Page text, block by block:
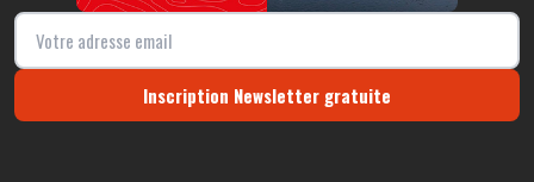
Inscription Newsletter gratuite